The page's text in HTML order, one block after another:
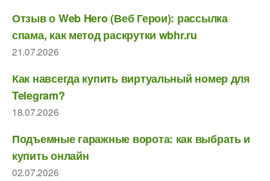
Отзыв о Web Hero (Веб Герои): рассылка
спама, как метод раскрутки wbhr.ru
21.07.2026
Как навсегда купить виртуальный номер для
Telegram?
18.07.2026
Подъемные гаражные ворота: как выбрать и
купить онлайн
02.07.2026